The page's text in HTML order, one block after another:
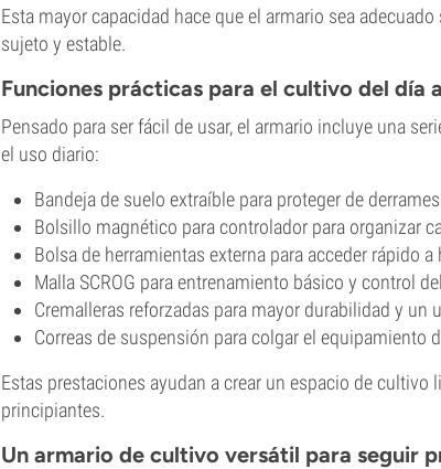
Esta mayor capacidad hace que el armario sea
sujeto y estable.
Funciones prácticas para el cultivo del día
Pensado para ser fácil de usar, el armario incluye una
el uso diario:
Bandeja de suelo extraíble para proteger de
Bolsillo magnético para controlador para organizar
Bolsa de herramientas externa para acceder rápido
Malla SCROG para entrenamiento básico y control
Cremalleras reforzadas para mayor durabilidad y un
Correas de suspensión para colgar el equipamiento
Estas prestaciones ayudan a crear un espacio de
principiantes.
Un armario de cultivo versátil para seguir